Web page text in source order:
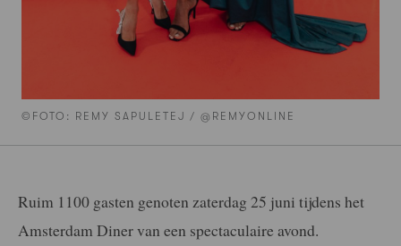
©FOTO: REMY SAPULETEJ / @REMYONLINE
Ruim 1100 gasten genoten zaterdag 25 juni tijdens het
Amsterdam Diner van een spectaculaire avond.